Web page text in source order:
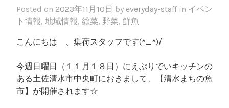
Posted on 2023年11月10日 by everyday-staff in イベン
ト情報, 地域情報, 総菜, 野菜, 鮮魚
こんにちは 、集荷スタッフです(^_^)/
今週日曜日（１１月１８日）にえぶりでいキッチンの
ある土佐清水市中央町におきまして、【清水まちの魚
市】が開催されます☆